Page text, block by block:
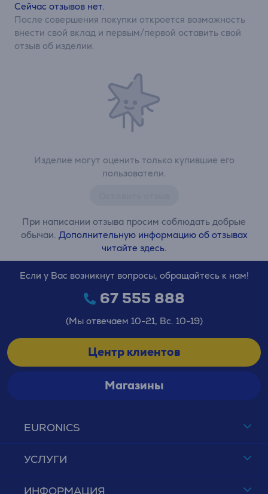
Изделие могут оценить только купившие его
пользователи.
При написании отзыва просим соблюдать добрые
обычаи. Дополнительную информацию об отзывах
читайте здесь.
Сейчас отзывов нет.
После совершения покупки откроется возможность
внести свой вклад и первым/первой оставить свой
отзыв об изделии.
EURONICS
УСЛУГИ
ИНФОРМАЦИЯ
Если у Вас возникнут вопросы, обращайтесь к нам!
67 555 888
(Мы отвечаем 10-21, Вс. 10-19)
Центр клиентов
Магазины